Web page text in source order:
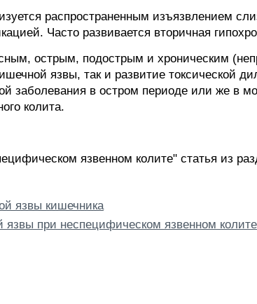
распространенным изъязвлением
Часто развивается вторичная
острым, подострым и хроническим
язвы, так и развитие токсической
заболевания в остром периоде или же в
колита.
язвенном колите" статья из
язвы кишечника
при неспецифическом язвенном колите